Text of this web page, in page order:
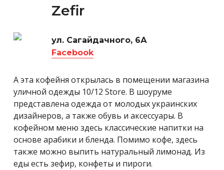
Zefir
ул. Сагайдачного, 6А
Facebook
А эта кофейня открылась в помещении магазина
уличной одежды 10/12 Store. В шоуруме
представлена одежда от молодых украинских
дизайнеров, а также обувь и аксессуары. В
кофейном меню здесь классические напитки на
основе арабики и бленда. Помимо кофе, здесь
также можно выпить натуральный лимонад. Из
еды есть зефир, конфеты и пироги.